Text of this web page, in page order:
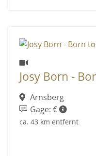
Josy Born -
Arnsberg
Gage: €
ca. 43 km entfernt